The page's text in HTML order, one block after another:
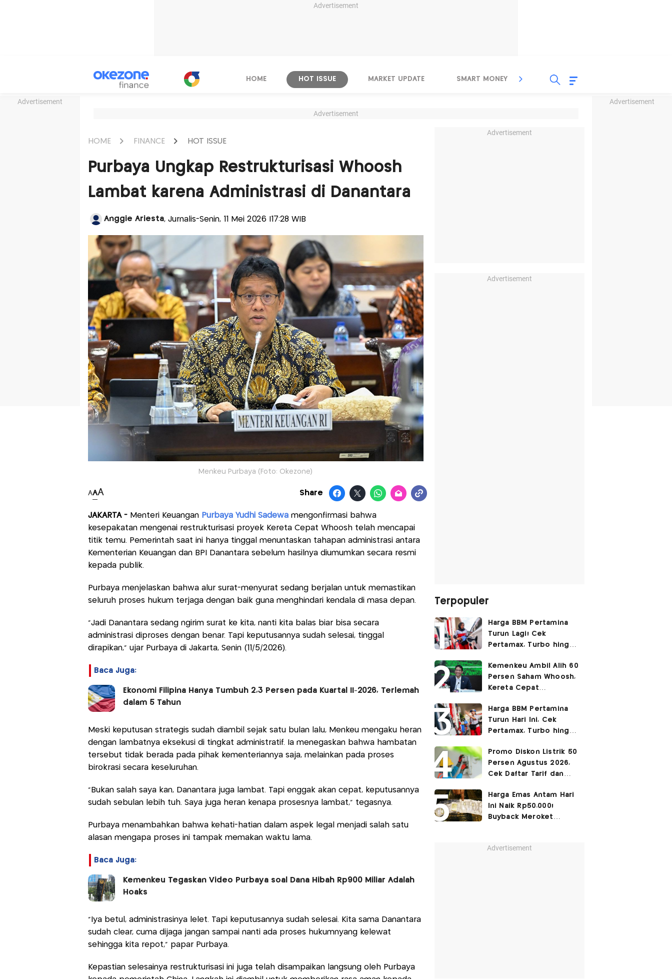
Advertisement
Advertisement Advertisement
HOME HOT ISSUE MARKET UPDATE SMART MONEY INSPIRASI BISNIS
Advertisement
HOME FINANCE HOT ISSUE
Purbaya Ungkap Restrukturisasi Whoosh
Lambat karena Administrasi di Danantara
Anggie Ariesta, Jurnalis-Senin, 11 Mei 2026 |17:28 WIB
Menkeu Purbaya (Foto: Okezone)
AAA Share
JAKARTA -Menteri Keuangan Purbaya Yudhi Sadewamengonfirmasi bahwa
kesepakatan mengenai restrukturisasi proyek Kereta Cepat Whoosh telah mencapai
titik temu. Pemerintah saat ini hanya tinggal menuntaskan tahapan administrasi antara
Kementerian Keuangan dan BPI Danantara sebelum hasilnya diumumkan secara resmi
kepada publik.
Purbaya menjelaskan bahwa alur surat-menyurat sedang berjalan untuk memastikan
seluruh proses hukum terjaga dengan baik guna menghindari kendala di masa depan.
“Jadi Danantara sedang ngirim surat ke kita, nanti kita balas biar bisa secara
administrasi diproses dengan benar. Tapi keputusannya sudah selesai, tinggal
dirapikan," ujar Purbaya di Jakarta, Senin (11/5/2026).
Baca Juga:
Ekonomi Filipina Hanya Tumbuh 2,3 Persen pada Kuartal II-2026, Terlemah
dalam 5 Tahun
Meski keputusan strategis sudah diambil sejak satu bulan lalu, Menkeu mengaku heran
dengan lambatnya eksekusi di tingkat administratif. Ia menegaskan bahwa hambatan
tersebut tidak berada pada pihak kementeriannya saja, melainkan pada proses
birokrasi secara keseluruhan.
"Bukan salah saya kan, Danantara juga lambat. Tapi enggak akan cepat, keputusannya
sudah sebulan lebih tuh. Saya juga heran kenapa prosesnya lambat," tegasnya.
Purbaya menambahkan bahwa kehati-hatian dalam aspek legal menjadi salah satu
alasan mengapa proses ini tampak memakan waktu lama.
Baca Juga:
Kemenkeu Tegaskan Video Purbaya soal Dana Hibah Rp900 Miliar Adalah
Hoaks
"Iya betul, administrasinya lelet. Tapi keputusannya sudah selesai. Kita sama Danantara
sudah clear, cuma dijaga jangan sampai nanti ada proses hukumnyang kelewat
sehingga kita repot," papar Purbaya.
Kepastian selesainya restrukturisasi ini juga telah disampaikan langsung oleh Purbaya
Advertisement
Advertisement
Terpopuler
Harga BBM Pertamina
Turun Lagi! Cek
Pertamax, Turbo hingga
Agustus 2026
Kemenkeu Ambil Alih 60
Persen Saham Whoosh,
Kereta Cepat
Surabaya
Harga BBM Pertamina
Turun Hari Ini, Cek
Pertamax, Turbo hingga
2026
Promo Diskon Listrik 50
Persen Agustus 2026,
Cek Daftar Tarif dan
Harga Emas Antam Hari
Ini Naik Rp50.000!
Buyback Meroket
Advertisement